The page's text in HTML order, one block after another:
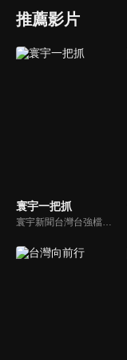
推薦影片
寰宇一把抓